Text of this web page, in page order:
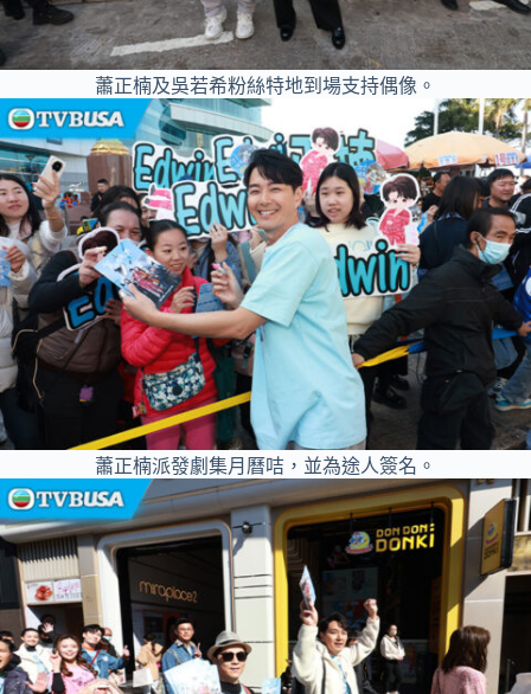
蕭正楠及吳若希粉絲特地到場支持偶像。
蕭正楠派發劇集月曆咭，並為途人簽名。